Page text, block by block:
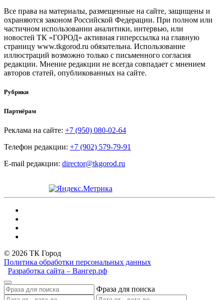
Все права на материалы, размещенные на сайте, защищены и
охраняются законом Российской Федерации. При полном или
частичном использовании аналитики, интервью, или
новостей ТК «ГОРОД» активная гиперссылка на главную
страницу www.tkgorod.ru обязательна. Использование
иллюстраций возможно только с письменного согласия
редакции. Мнение редакции не всегда совпадает с мнением
авторов статей, опубликованных на сайте.
Рубрики
Партнёрам
Реклама на сайте: +7 (950) 080-02-64
Телефон редакции: +7 (902) 579-79-91
E-mail редакции: director@tkgorod.ru
© 2026 ТК Город
Политика обработки персональных данных
Разработка сайта – Вангер.рф
Фраза для поиска